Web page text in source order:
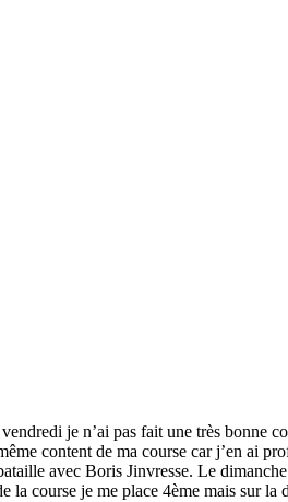
je n’ai pas fait une très bonne
content de ma course car j’en ai
avec Boris Jinvresse. Le
course je me place 4ème mais sur la